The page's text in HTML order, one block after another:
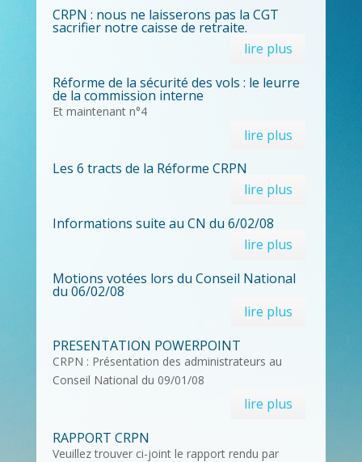
CRPN : nous ne laisserons pas la CGT
sacrifier notre caisse de retraite.
lire plus
Réforme de la sécurité des vols : le leurre
de la commission interne
Et maintenant n°4
lire plus
Les 6 tracts de la Réforme CRPN
lire plus
Informations suite au CN du 6/02/08
lire plus
Motions votées lors du Conseil National
du 06/02/08
lire plus
PRESENTATION POWERPOINT
CRPN : Présentation des administrateurs au
Conseil National du 09/01/08
lire plus
RAPPORT CRPN
Veuillez trouver ci-joint le rapport rendu par